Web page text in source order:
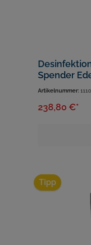
Spender
Artikelnummer: 1110
238,80 €*
Tipp